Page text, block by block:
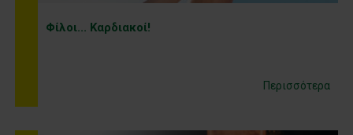
Φίλοι... Καρδιακοί!
Περισσότερα